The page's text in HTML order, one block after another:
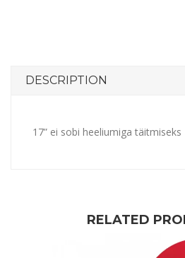
DESCRIPTION
17” ei sobi heeliumiga täitmiseks
RELATED